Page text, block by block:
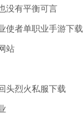
没有平衡可言
使者单职业手游下载
站
头烈火私服下载